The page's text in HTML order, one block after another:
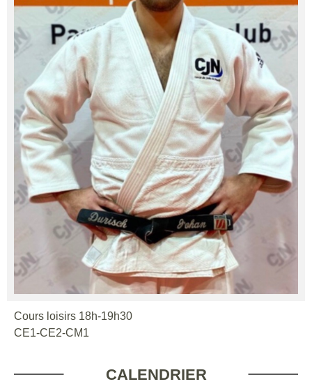
Cours loisirs 18h-19h30
CE1-CE2-CM1
CALENDRIER